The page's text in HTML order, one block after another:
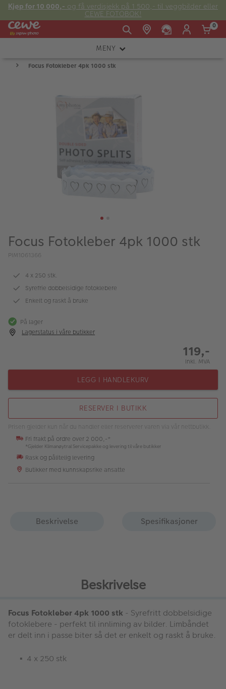
Kjøp for 10 000,- og få verdisjekk på 1 500,- til veggbilder eller
CEWE FOTOBOK!
Fre:
20:00
E-post:
kundeservice@japanphoto.no
0
MENY
KAMERA
Kampanjer
Merker
Focus Fotokleber 4pk 1000 stk
Focus Fotokleber 4pk 1000 stk
PIM1061366
4 x 250 stk.
Syrefrie dobbelsidige fotoklebere
Enkelt og raskt å bruke
På lager
Lagerstatus i våre butikker
119,-
Inkl. MVA
LEGG I HANDLEKURV
RESERVER I BUTIKK
Prisen gjelder kun når du handler eller reserverer varen via vår nettbutikk.
Fri frakt på ordre over 2 000,-*
*Gjelder Klimanøytral Servicepakke og levering til våre butikker
Rask og pålitelig levering
Butikker med kunnskapsrike ansatte
Beskrivelse Spesifikasjoner
Beskrivelse
Focus Fotokleber 4pk 1000 stk - Syrefritt dobbelsidige
fotoklebere - perfekt til innliming av bilder. Limbåndet
er delt inn i passe biter så det er enkelt og raskt å bruke.
4 x 250 stk